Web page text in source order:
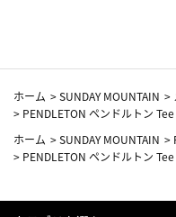
ホーム >SUNDAY MOUNTAIN >
> PENDLETON ペンドルトン
ホーム >SUNDAY MOUNTAIN >
> PENDLETON ペンドルトン